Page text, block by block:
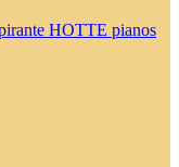
HOTTE pianos